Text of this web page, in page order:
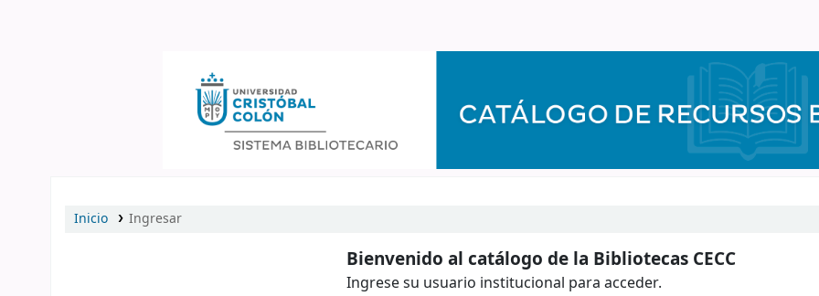
Inicio Ingresar
Bienvenido al catálogo de la Bibliotecas CECC
Ingrese su usuario institucional para acceder.